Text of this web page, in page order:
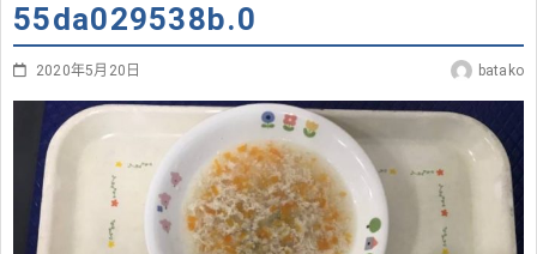
55da029538b.0
2020年5月20日 batako